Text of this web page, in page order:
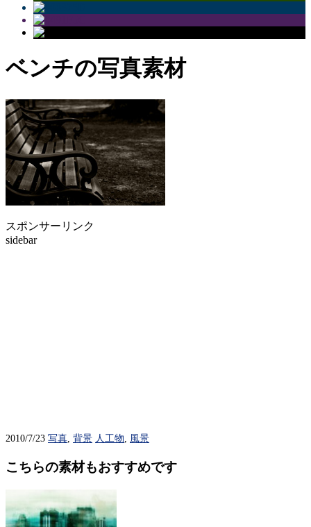
ベンチの写真素材
スポンサーリンク
sidebar
2010/7/23 写真 背景 人工物 風景
こちらの素材もおすすめです